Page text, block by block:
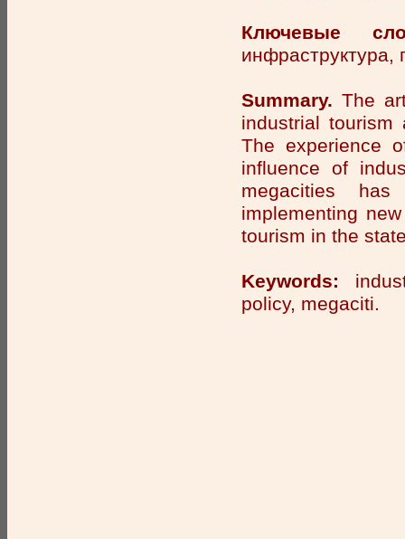
Ключевые
инфраструктура,
Summary. The
industrial
The experience
influence of
megacities
implementing
tourism in the
Keywords:
policy, megaciti.